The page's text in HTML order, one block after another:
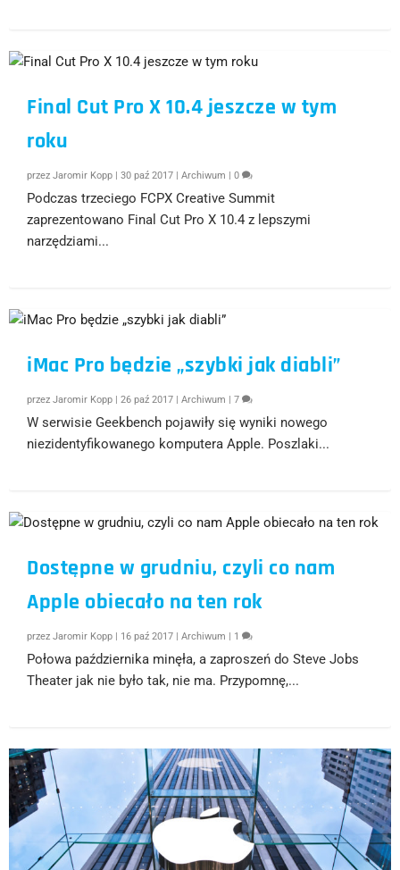
Final Cut Pro X 10.4 jeszcze w tym
roku
przezJaromir Kopp |30 paź 2017 |Archiwum |0
Podczas trzeciego FCPX Creative Summit
zaprezentowano Final Cut Pro X 10.4 z lepszymi
narzędziami...
iMac Pro będzie „szybki jak diabli”
przezJaromir Kopp |26 paź 2017 |Archiwum |7
W serwisie Geekbench pojawiły się wyniki nowego
niezidentyfikowanego komputera Apple. Poszlaki...
Dostępne w grudniu, czyli co nam
Apple obiecało na ten rok
przezJaromir Kopp | 16 paź 2017 |Archiwum | 1
Połowa października minęła, a zaproszeń do Steve Jobs
Theater jak nie było tak, nie ma. Przypomnę,...